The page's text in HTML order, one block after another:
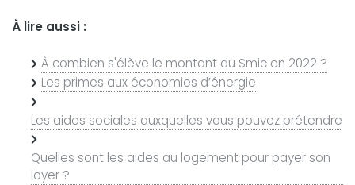
À lire aussi :
À combien s'élève le montant du Smic en 2022 ?
Les primes aux économies d’énergie
Les aides sociales auxquelles vous pouvez prétendre
Quelles sont les aides au logement pour payer son
loyer ?